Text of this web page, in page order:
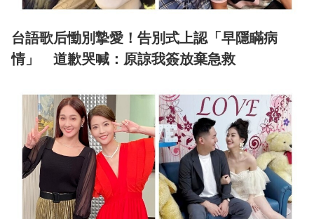
台語歌后慟別摯愛！告別式上認「早隱瞞病
情」 道歉哭喊：原諒我簽放棄急救